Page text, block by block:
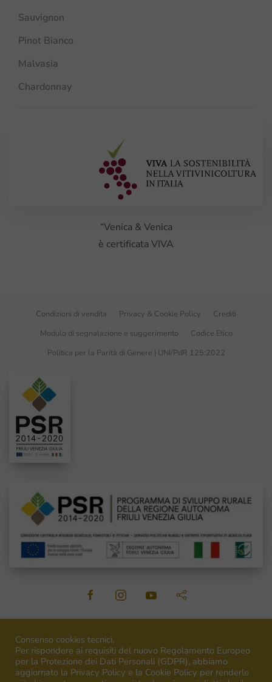
Sauvignon
Pinot Bianco
Malvasia
Chardonnay
“Venica & Venica
è certificata VIVA
Condizioni di vendita Privacy & Cookie Policy
Crediti
Modulo di segnalazione e suggerimento
Codice Etico
Politica per la Parità di Genere | UNI/PdR 125:2022
Consenso cookies tecnici.
Per rispondere ai requisiti del nuovo Regolamento Europeo
per la Protezione dei Dati Personali (GDPR), abbiamo
aggiornato la Privacy Policy e la Cookie Policy per renderle